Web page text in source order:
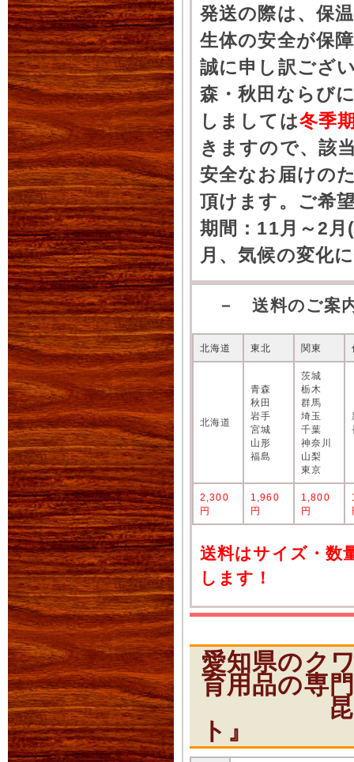
発送の際は、保
生体の安全が保
誠に申し訳ござ
森・秋田ならび
しましては冬季
きますので、該
安全なお届けの
頂けます。ご希
期間：11月～2
月、気候の変化
－ 送料のご案
北海道 東北 関東
北海道
青森
秋田
岩手
宮城
山形
福島
茨城
栃木
群馬
埼玉
千葉
神奈川
山梨
東京
2,300
円
1,960
円
1,800
円
送料はサイズ・数
します！
愛知県のク
育用品の専
昆虫シ
ト』